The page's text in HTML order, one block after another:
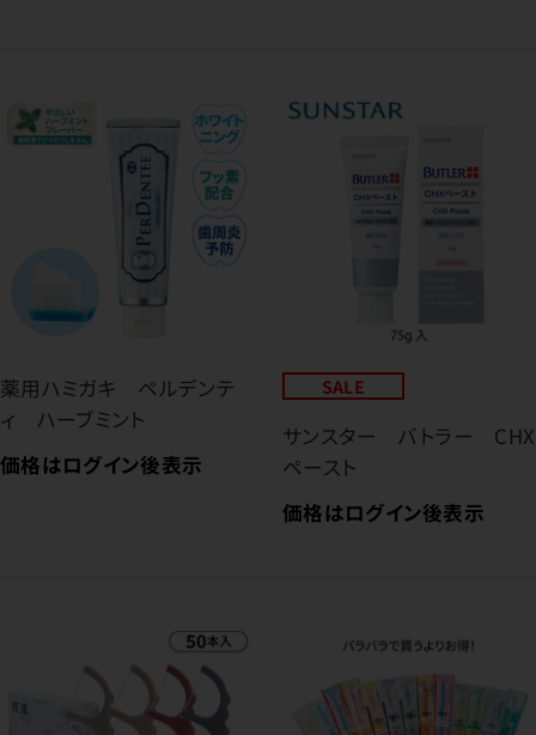
薬用ハミガキ ペルデンテ
ィ ハーブミント
価格はログイン後表示
SALE
サンスター バトラー CHX
ペースト
価格はログイン後表示